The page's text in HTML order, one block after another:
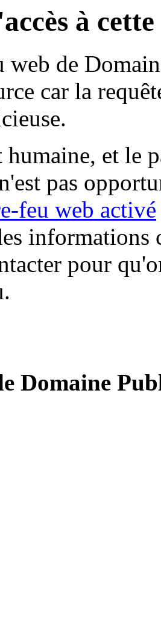
à
web de
car la
humaine, et le
pas
feu web activé
informations
pour
Domaine